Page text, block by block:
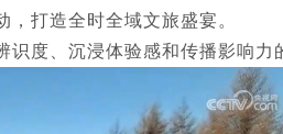
打造全时全域文旅盛宴。
度、沉浸体验感和传播影响力